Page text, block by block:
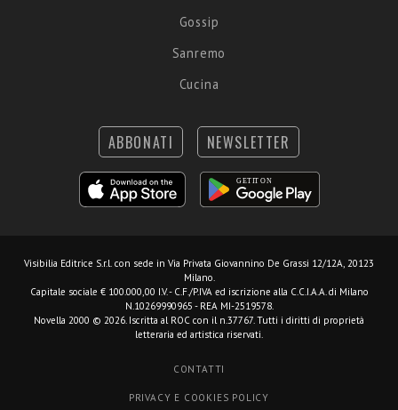
Gossip
Sanremo
Cucina
ABBONATI NEWSLETTER
Visibilia Editrice S.r.l. con sede in Via Privata Giovannino De Grassi 12/12A, 20123
Milano.
Capitale sociale € 100.000,00 I.V. - C.F./P.IVA ed iscrizione alla C.C.I.A.A. di Milano
N.10269990965 - REA MI-2519578.
Novella 2000 © 2026. Iscritta al ROC con il n.37767. Tutti i diritti di proprietà
letteraria ed artistica riservati.
CONTATTI
PRIVACY E COOKIES POLICY